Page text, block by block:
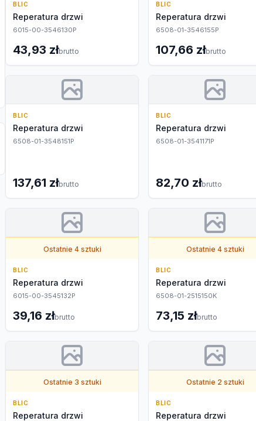
BLIC
Reperatura drzwi
6015-00-3546130P
43,93 złbrutto
BLIC
Reperatura drzwi
6508-01-3546155P
107,66 złbrutto
BLIC
Reperatura drzwi
6508-01-3548151P
137,61 złbrutto
BLIC
Reperatura drzwi
6508-01-3541171P
82,70 złbrutto
Ostatnie 4 sztuki
BLIC
Reperatura drzwi
6015-00-3545132P
39,16 złbrutto
Ostatnie 4 sztuki
BLIC
Reperatura drzwi
6508-01-2515150K
73,15 złbrutto
Ostatnie 3 sztuki
BLIC
Reperatura drzwi
Ostatnie 2 sztuki
BLIC
Reperatura drzwi